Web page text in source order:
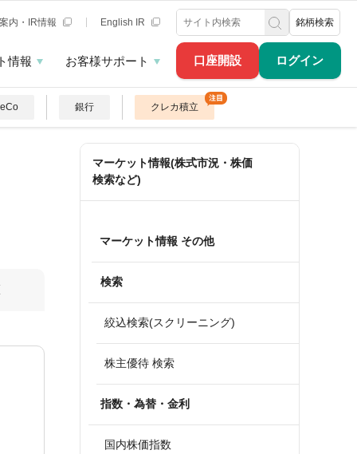
口座開設 ログイン
内・IR情報 English IR 銘柄検索
情報 お客様サポート
銀行 クレカ積立
マーケット情報(株式市況・株価
検索など)
マーケット情報 その他
検索
絞込検索(スクリーニング)
株主優待 検索
指数・為替・金利
国内株価指数